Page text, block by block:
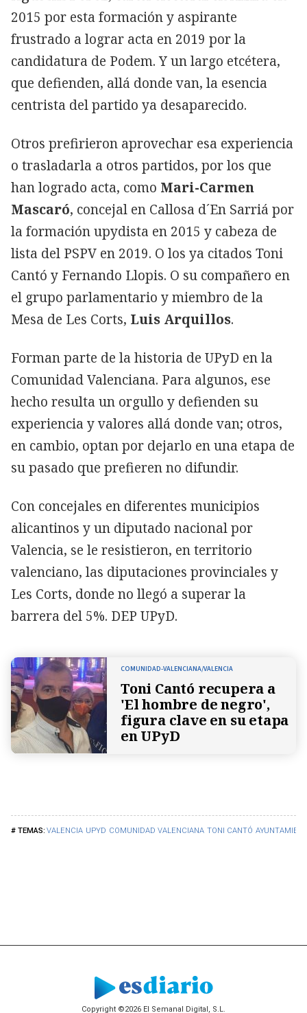
VALENCIA UPYD COMUNIDAD VALENCIANA TONI CANTÓ
2015 por esta formación y aspirante
frustrado a lograr acta en 2019 por la
candidatura de Podem. Y un largo etcétera,
que defienden, allá donde van, la esencia
centrista del partido ya desaparecido.
Otros prefirieron aprovechar esa experiencia
o trasladarla a otros partidos, por los que
han logrado acta, como Mari-Carmen
Mascaró, concejal en Callosa d´En Sarriá por
la formación upydista en 2015 y cabeza de
lista del PSPV en 2019. O los ya citados Toni
Cantó y Fernando Llopis. O su compañero en
el grupo parlamentario y miembro de la
Mesa de Les Corts, Luis Arquillos.
Forman parte de la historia de UPyD en la
Comunidad Valenciana. Para algunos, ese
hecho resulta un orgullo y defienden su
experiencia y valores allá donde van; otros,
en cambio, optan por dejarlo en una etapa de
su pasado que prefieren no difundir.
Con concejales en diferentes municipios
alicantinos y un diputado nacional por
Valencia, se le resistieron, en territorio
valenciano, las diputaciones provinciales y
Les Corts, donde no llegó a superar la
barrera del 5%. DEP UPyD.
COMUNIDAD-VALENCIANA/VALENCIA
Toni Cantó recupera a
'El hombre de negro',
figura clave en su etapa
en UPyD
Copyright ©2026 El Semanal Digital, S.L.